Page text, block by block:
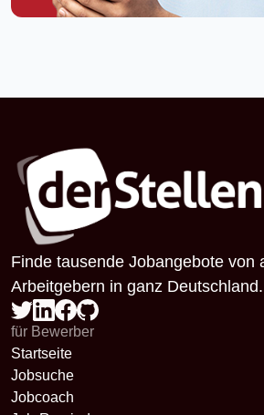
Finde tausende Jobangebote von
Arbeitgebern in ganz Deutschland.
für Bewerber
Startseite
Jobsuche
Jobcoach